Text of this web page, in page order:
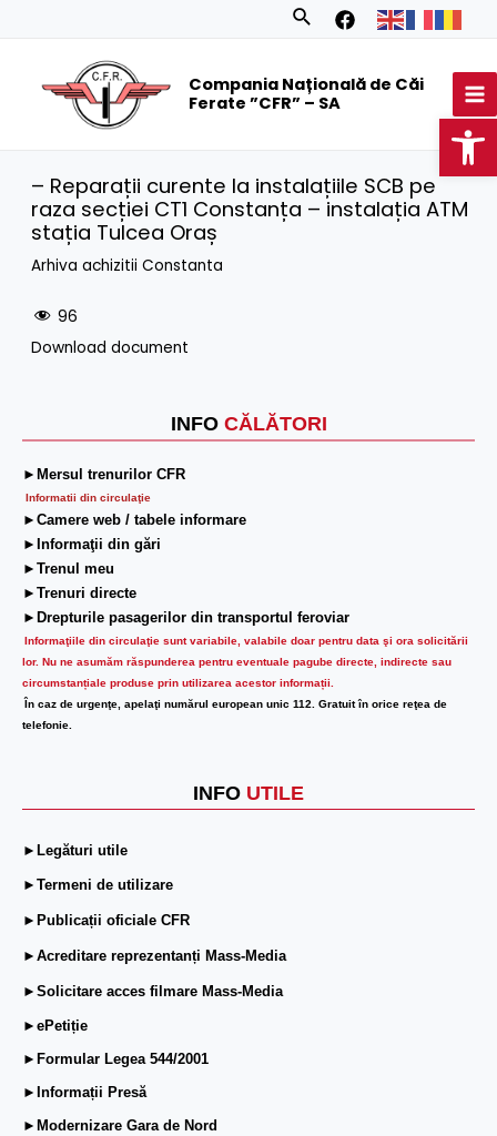
Search
Compania Națională de Căi
Ferate ”CFR” – SA
INFO CĂLĂTORI
►Mersul trenurilor CFR
Informatii din circulaţie
►Camere web / tabele informare
►Informaţii din gări
►Trenul meu
►Trenuri directe
►Drepturile pasagerilor din transportul feroviar
Informaţiile din circulaţie sunt variabile, valabile doar pentru data şi ora solicitării
lor. Nu ne asumăm răspunderea pentru eventuale pagube directe, indirecte sau
circumstanțiale produse prin utilizarea acestor informații.
În caz de urgenţe, apelaţi numărul european unic 112. Gratuit în orice reţea de
telefonie.
INFO UTILE
►Legături utile
►Termeni de utilizare
►Publicații oficiale CFR
►Acreditare reprezentanți Mass-Media
►Solicitare acces filmare Mass-Media
►ePetiție
►Formular Legea 544/2001
►Informații Presă
►Modernizare Gara de Nord
– Reparații curente la instalațiile SCB pe
raza secției CT1 Constanța – instalația ATM
stația Tulcea Oraș
Arhiva achizitii Constanta
96
Download document